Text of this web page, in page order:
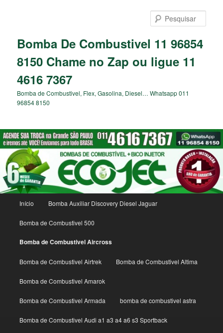
principalBomba De Combustivel 11 96854
8150 Chame no Zap ou ligue 11
4616 7367
Bomba de Combustivel, Flex, Gasolina, Diesel… Whatsapp 011
96854 8150
principal
Início Bomba Auxiliar Discovery Diesel Jaguar
Bomba de Combustivel 500
Bomba de Combustivel Aircross
Bomba de Combustivel Airtrek Bomba de Combustivel Altima
Bomba de Combustivel Amarok
Bomba de Combustivel Armada bomba de combustivel astra
Bomba de Combustivel Audi a1 a3 a4 a6 s3 Sportback